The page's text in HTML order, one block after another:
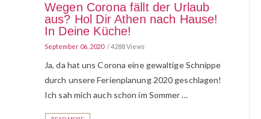
Wegen Corona fällt der Urlaub
aus? Hol Dir Athen nach Hause!
In Deine Küche!
September 06, 2020 4288 Views
Ja, da hat uns Corona eine gewaltige Schnippe
durch unsere Ferienplanung 2020 geschlagen!
Ich sah mich auch schon im Sommer …